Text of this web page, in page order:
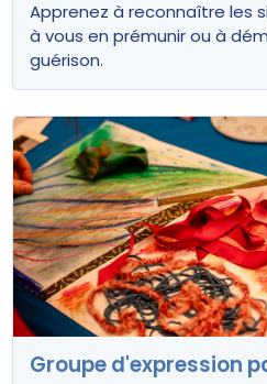
Apprenez à reconnaître les
à vous en prémunir ou à
guérison.
Groupe d'expression